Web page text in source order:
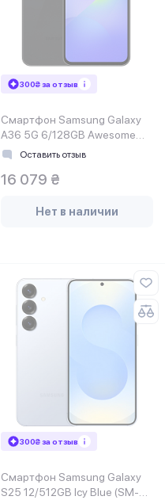
300₴ за отзыв
Смартфон Samsung Galaxy
A36 5G 6/128GB Awesome
Black (SM-A366BZKBEUC)
Оставить отзыв
16 079 ₴
Нет в наличии
300₴ за отзыв
Смартфон Samsung Galaxy
S25 12/512GB Icy Blue (SM-